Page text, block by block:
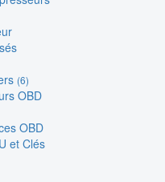
(6)
OBD
OBD
et Clés